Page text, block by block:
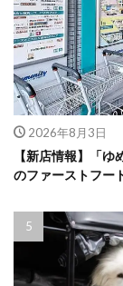
2026年8月3日
【新店情報】「
のファーストフー